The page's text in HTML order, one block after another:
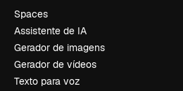
Spaces
Assistente de IA
Gerador de imagens
Gerador de vídeos
Texto para voz